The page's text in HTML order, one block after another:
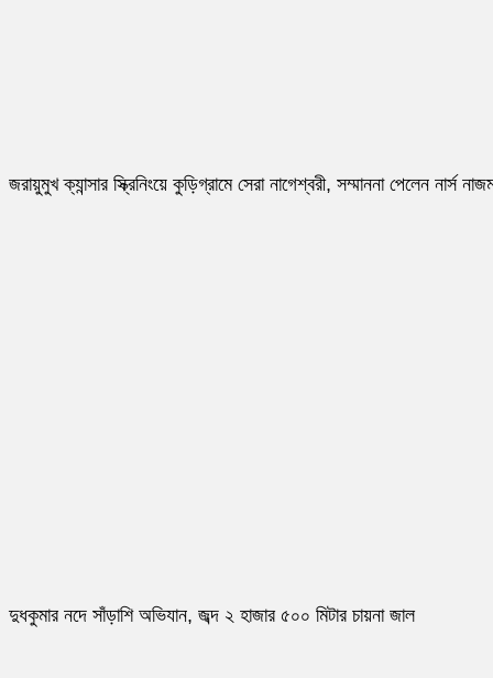
জরায়ুমুখ ক্যান্সার স্ক্রিনিংয়ে কুড়িগ্রামে সেরা নাগেশ্বরী, সম্মাননা পেলেন নার্স
দুধকুমার নদে সাঁড়াশি অভিযান, জব্দ ২ হাজার ৫০০ মিটার চায়না জাল